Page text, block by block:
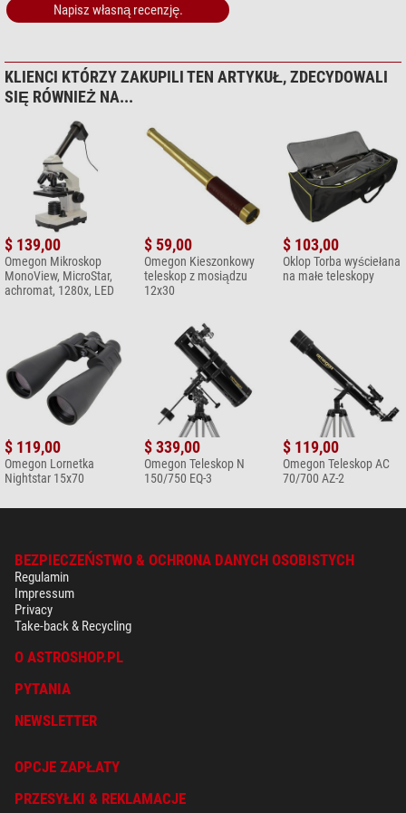
$ 6,90*
*Wszystkie ceny obejmują VAT, plus koszty przesyłki.
Napisz własną recenzję.
KLIENCI KTÓRZY ZAKUPILI TEN ARTYKUŁ, ZDECYDOWALI
SIĘ RÓWNIEŻ NA...
$ 139,00
Omegon Mikroskop
MonoView, MicroStar,
achromat, 1280x, LED
$ 59,00
Omegon Kieszonkowy
teleskop z mosiądzu
12x30
$ 103,00
Oklop Torba wyściełana
na małe teleskopy
$ 119,00
Omegon Lornetka
Nightstar 15x70
$ 339,00
Omegon Teleskop N
150/750 EQ-3
$ 119,00
Omegon Teleskop AC
70/700 AZ-2
BEZPIECZEŃSTWO & OCHRONA DANYCH OSOBISTYCH
Regulamin
Impressum
Privacy
Take-back & Recycling
O ASTROSHOP.PL
PYTANIA
NEWSLETTER
OPCJE ZAPŁATY
PRZESYŁKI & REKLAMACJE